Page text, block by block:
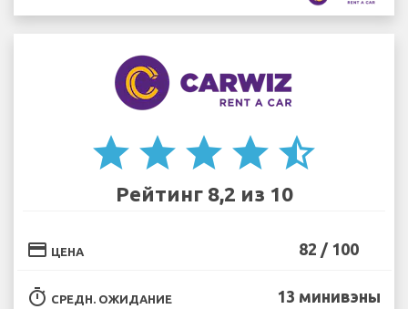
star star star star star_half
Рейтинг 8,2 из 10
credit_card ЦЕНА 82 / 100
timer СРЕДН. ОЖИДАНИЕ 13 минивэны